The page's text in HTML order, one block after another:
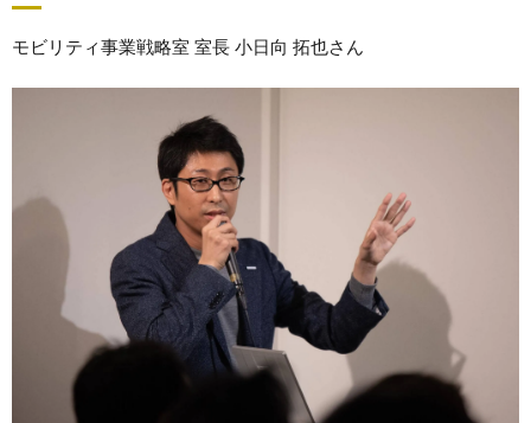
モビリティ事業戦略室 室長 小日向 拓也さん